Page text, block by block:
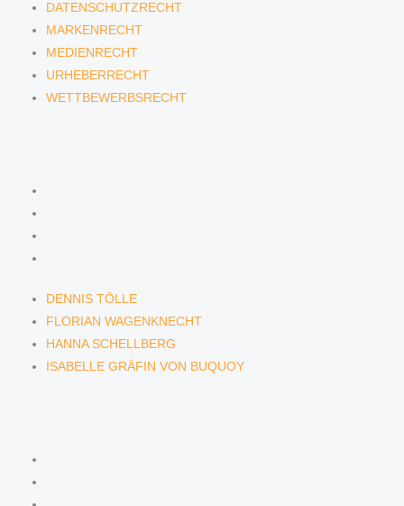
DATENSCHUTZRECHT
MARKENRECHT
MEDIENRECHT
URHEBERRECHT
WETTBEWERBSRECHT
DENNIS TÖLLE
FLORIAN WAGENKNECHT
HANNA SCHELLBERG
ISABELLE GRÄFIN VON BUQUOY